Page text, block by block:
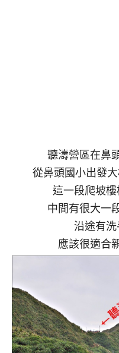
聽濤營區在鼻
從鼻頭國小出發
這一段爬坡
中間有很大一
沿途有
應該很適合